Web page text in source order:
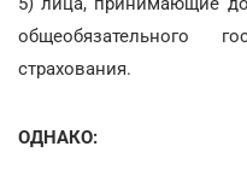
общеобязательного
страхования.
ОДНАКО: